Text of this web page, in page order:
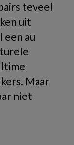
teveel
uit
au
Maar
niet